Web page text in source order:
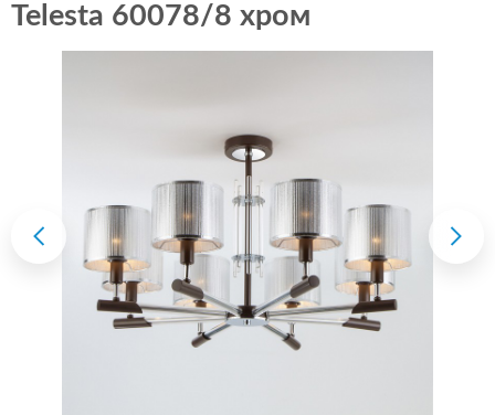
Telesta 60078/8 хром